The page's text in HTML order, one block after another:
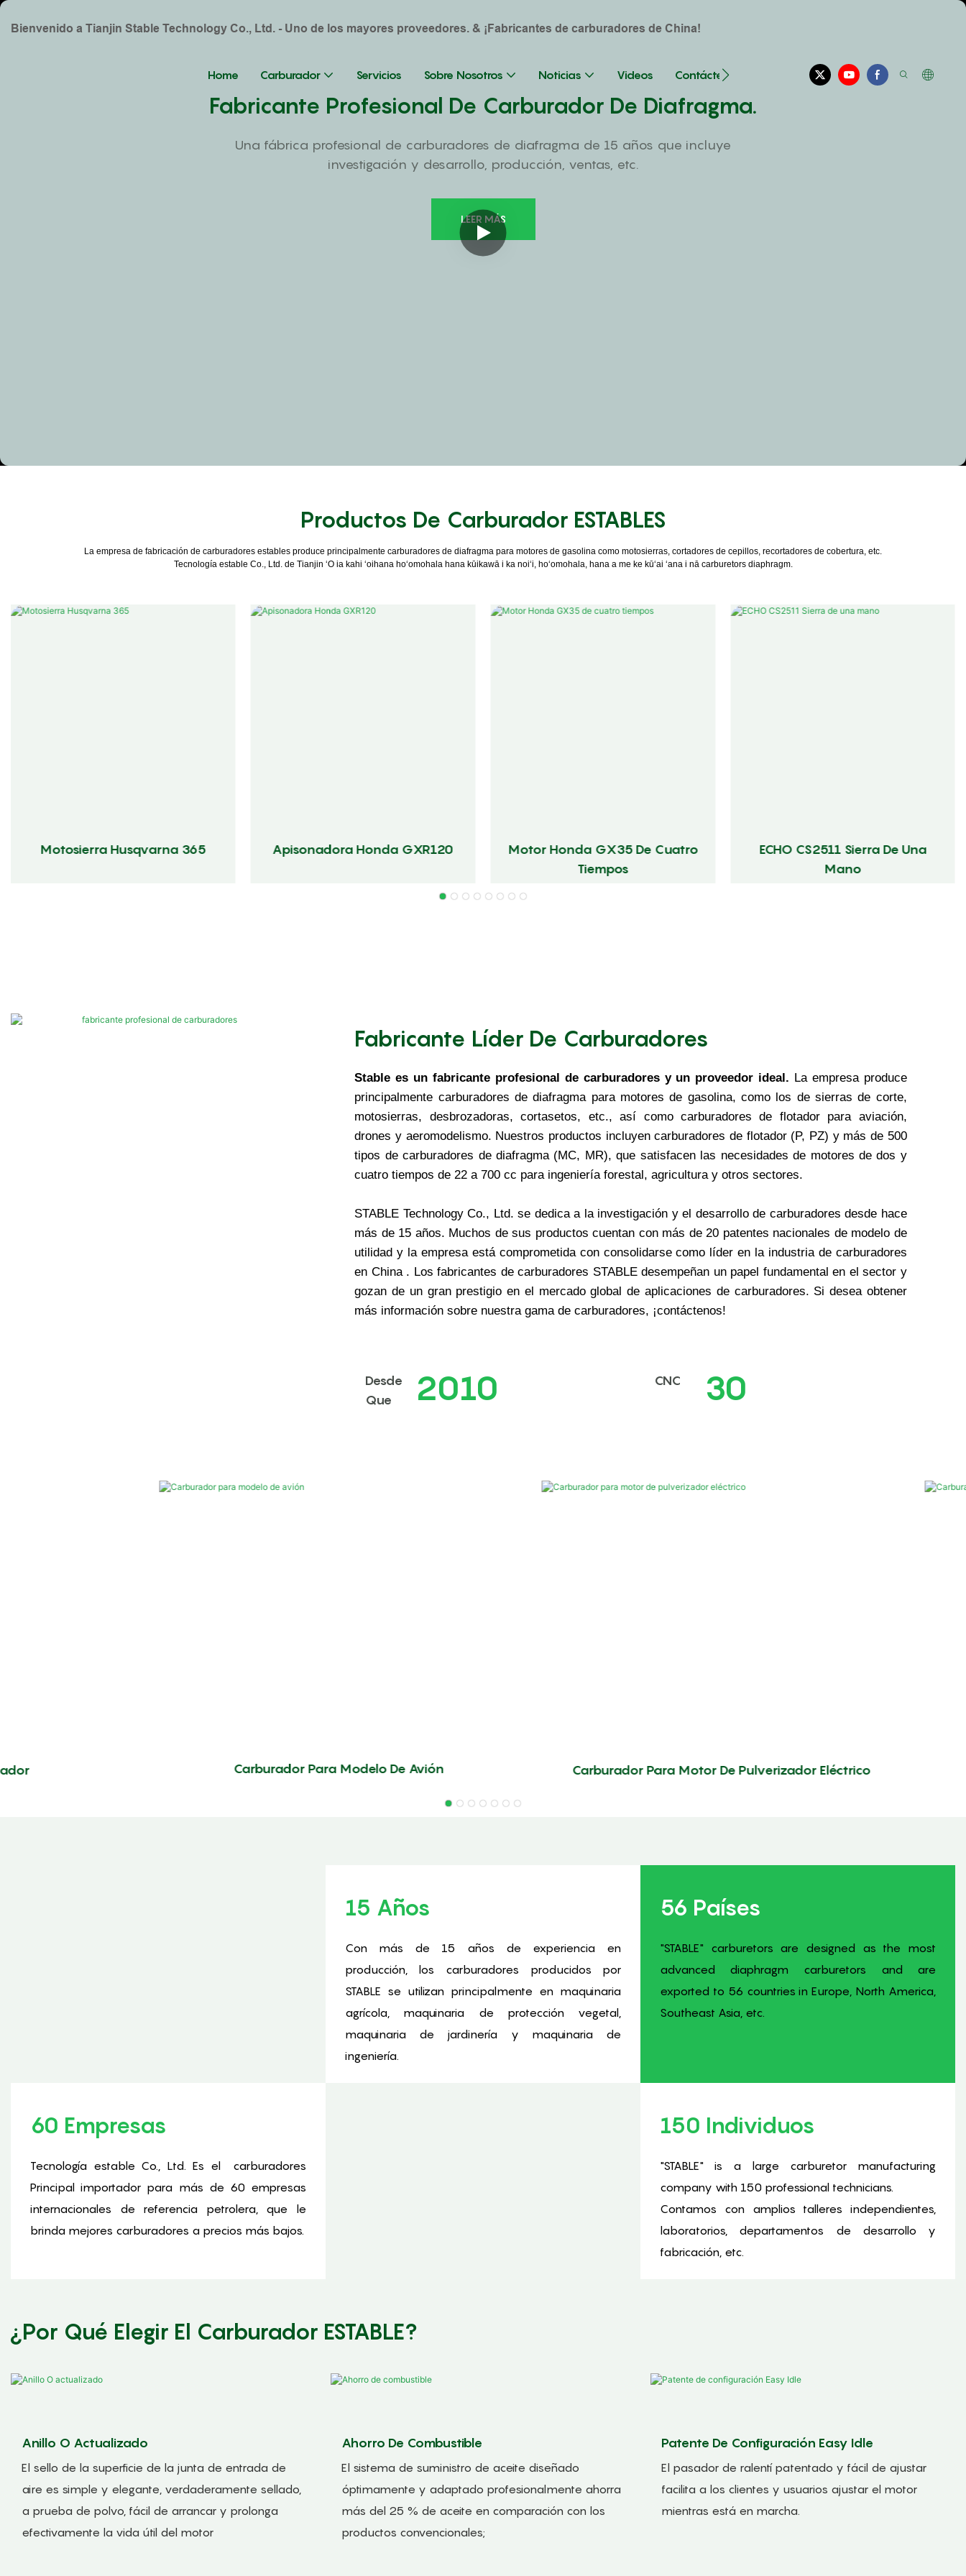
Bienvenido a Tianjin Stable Technology Co., Ltd. - Uno de los mayores proveedores. & ¡Fabricantes de carburadores de China!
Home Carburador Servicios Sobre Nosotros Noticias Videos Contáctenos
Fabricante Profesional De Carburador De Diafragma.
Una fábrica profesional de carburadores de diafragma de 15 años que incluye
investigación y desarrollo, producción, ventas, etc.
LEER MÁS
Productos De Carburador ESTABLES
La empresa de fabricación de carburadores estables produce principalmente carburadores de diafragma para motores de gasolina como motosierras, cortadores de cepillos, recortadores de cobertura, etc.
Tecnología estable Co., Ltd. de Tianjin ʻO ia kahi ʻoihana hoʻomohala hana kūikawā i ka noiʻi, hoʻomohala, hana a me ke kūʻai ʻana i nā carburetors diaphragm.
Motosierra Husqvarna 365 Apisonadora Honda GXR120
Motor Honda GX35 De Cuatro
Tiempos
ECHO CS2511 Sierra De Una
Mano
Fabricante Líder De Carburadores
Stable es un fabricante profesional de carburadores y un proveedor ideal. La empresa produce
principalmente carburadores de diafragma para motores de gasolina, como los de sierras de corte,
motosierras, desbrozadoras, cortasetos, etc., así como carburadores de flotador para aviación,
drones y aeromodelismo. Nuestros productos incluyen carburadores de flotador (P, PZ) y más de 500
tipos de carburadores de diafragma (MC, MR), que satisfacen las necesidades de motores de dos y
cuatro tiempos de 22 a 700 cc para ingeniería forestal, agricultura y otros sectores.
STABLE Technology Co., Ltd. se dedica a la investigación y el desarrollo de carburadores desde hace
más de 15 años. Muchos de sus productos cuentan con más de 20 patentes nacionales de modelo de
utilidad y la empresa está comprometida con consolidarse como líder en la industria de carburadores
en China . Los fabricantes de carburadores STABLE desempeñan un papel fundamental en el sector y
gozan de un gran prestigio en el mercado global de aplicaciones de carburadores. Si desea obtener
más información sobre nuestra gama de carburadores, ¡contáctenos!
Desde
Que
2010 CNC 30
Carburador Para Modelo De Avión Carburador Para Motor De Pulverizador Eléctrico
15 Años
Con más de 15 años de experiencia en
producción, los carburadores producidos por
STABLE se utilizan principalmente en maquinaria
agrícola, maquinaria de protección vegetal,
maquinaria de jardinería y maquinaria de
ingeniería.
56 Países
"STABLE" carburetors are designed as the most
advanced diaphragm carburetors and are
exported to 56 countries in Europe, North America,
Southeast Asia, etc.
60 Empresas
Tecnología estable Co., Ltd. Es el
carburadores
Principal importador para más de 60 empresas
internacionales de referencia petrolera, que le
brinda mejores carburadores a precios más bajos.
150 Individuos
"STABLE" is a large carburetor manufacturing
company with 150 professional technicians.
Contamos con amplios talleres independientes,
laboratorios, departamentos de desarrollo y
fabricación, etc.
¿Por Qué Elegir El Carburador ESTABLE?
Anillo O Actualizado
El sello de la superficie de la junta de entrada de
aire es simple y elegante, verdaderamente sellado,
a prueba de polvo, fácil de arrancar y prolonga
efectivamente la vida útil del motor
Ahorro De Combustible
El sistema de suministro de aceite diseñado
óptimamente y adaptado profesionalmente ahorra
más del 25 % de aceite en comparación con los
productos convencionales;
Patente De Configuración Easy Idle
El pasador de ralentí patentado y fácil de ajustar
facilita a los clientes y usuarios ajustar el motor
mientras está en marcha.